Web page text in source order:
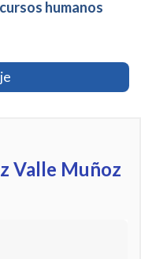
humanos
Valle Muñoz